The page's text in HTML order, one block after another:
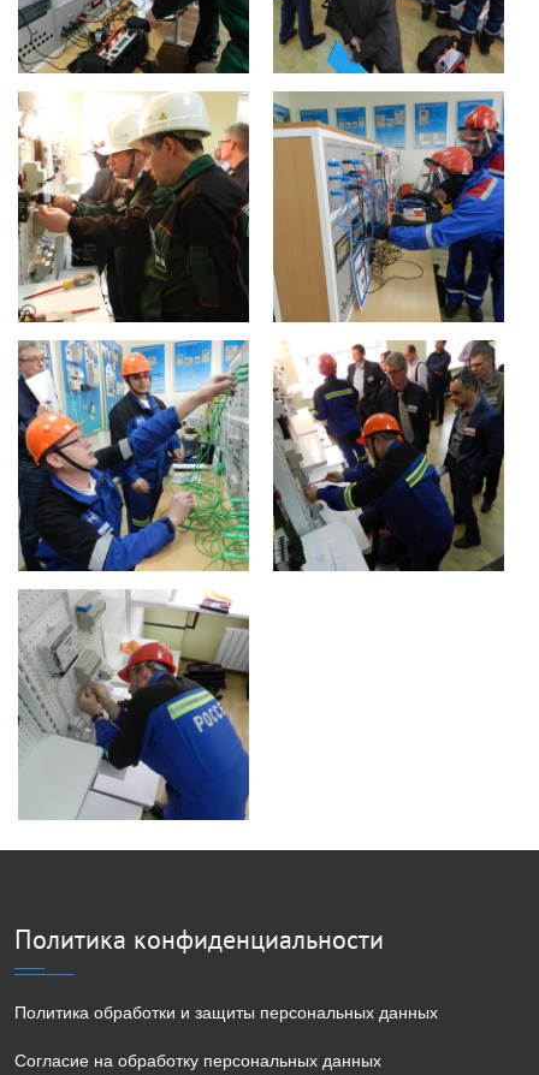
Политика конфиденциальности
Политика обработки и защиты персональных данных
Согласие на обработку персональных данных